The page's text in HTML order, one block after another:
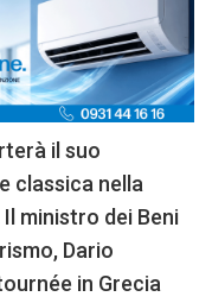
il suo
classica nella
ministro dei Beni
Dario
in Grecia